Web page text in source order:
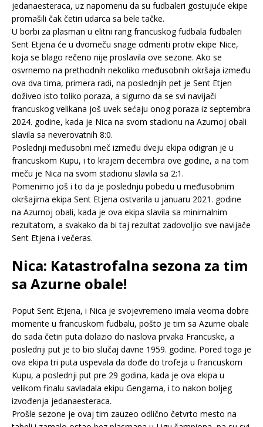
jedanaesteraca, uz napomenu da su fudbaleri gostujuće ekipe
promašili čak četiri udarca sa bele tačke.
U borbi za plasman u elitni rang francuskog fudbala fudbaleri
Sent Etjena će u dvomeču snage odmeriti protiv ekipe Nice,
koja se blago rečeno nije proslavila ove sezone. Ako se
osvrnemo na prethodnih nekoliko međusobnih okršaja između
ova dva tima, primera radi, na poslednjih pet je Sent Etjen
doživeo isto toliko poraza, a sigurno da se svi navijači
francuskog velikana još uvek sećaju onog poraza iz septembra
2024. godine, kada je Nica na svom stadionu na Azurnoj obali
slavila sa neverovatnih 8:0.
Poslednji međusobni meč između dveju ekipa odigran je u
francuskom Kupu, i to krajem decembra ove godine, a na tom
meču je Nica na svom stadionu slavila sa 2:1.
Pomenimo još i to da je poslednju pobedu u međusobnim
okršajima ekipa Sent Etjena ostvarila u januaru 2021. godine
na Azurnoj obali, kada je ova ekipa slavila sa minimalnim
rezultatom, a svakako da bi taj rezultat zadovoljio sve navijače
Sent Etjena i večeras.
Nica: Katastrofalna sezona za tim
sa Azurne obale!
Poput Sent Etjena, i Nica je svojevremeno imala veoma dobre
momente u francuskom fudbalu, pošto je tim sa Azurne obale
do sada četiri puta dolazio do naslova prvaka Francuske, a
poslednji put je to bio slučaj davne 1959. godine. Pored toga je
ova ekipa tri puta uspevala da dođe do trofeja u francuskom
Kupu, a poslednji put pre 29 godina, kada je ova ekipa u
velikom finalu savladala ekipu Gengama, i to nakon boljeg
izvođenja jedanaesteraca.
Prošle sezone je ovaj tim zauzeo odlično četvrto mesto na